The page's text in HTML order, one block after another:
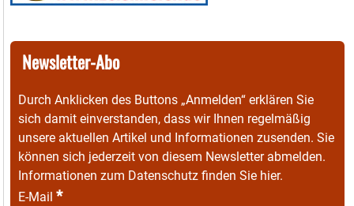
Newsletter-Abo
Durch Anklicken des Buttons „Anmelden“ erklären Sie
sich damit einverstanden, dass wir Ihnen regelmäßig
unsere aktuellen Artikel und Informationen zusenden. Sie
können sich jederzeit von diesem Newsletter abmelden.
Informationen zum Datenschutz finden Sie hier.
E-Mail *